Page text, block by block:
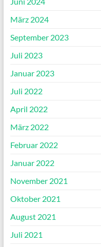
März 2024
September 2023
Juli 2023
Januar 2023
Juli 2022
April 2022
März 2022
Februar 2022
Januar 2022
November 2021
Oktober 2021
August 2021
Juli 2021